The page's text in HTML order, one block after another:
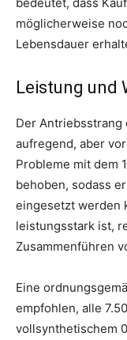
möglicherweise
Lebensdauer
Leistung und
Der Antriebsstrang
aufregend, aber
Probleme mit dem
behoben, sodass
eingesetzt werden
leistungsstark ist,
Zusammenführen
Eine
empfohlen, alle
vollsynthetischem